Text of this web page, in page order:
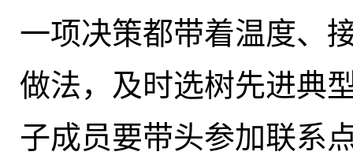
一项决策都带着温度、
做法，及时选树先进典
子成员要带头参加联系